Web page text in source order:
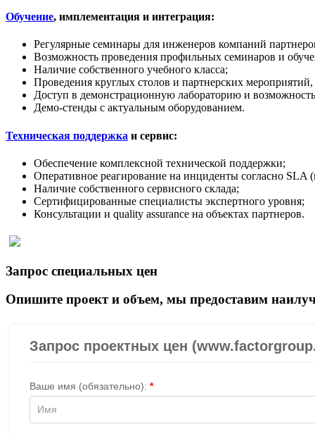
Обучение, имплементация и интеграция:
Регулярные семинары для инженеров компаний
Возможность проведения профильных семинаров и
Наличие собственного учебного класса;
Проведения круглых столов и партнерских
Доступ в демонстрационную лабораторию и
Демо-стенды с актуальным оборудованием.
Техническая поддержка и сервис:
Обеспечение комплексной технической поддержки;
Оперативное реагирование на инциденты согласно SLA
Наличие собственного сервисного склада;
Сертифицированные специалисты экспертного уровня;
Консультации и quality assurance на объектах партнеров.
Запрос специальных цен
Опишите проект и объем, мы предоставим